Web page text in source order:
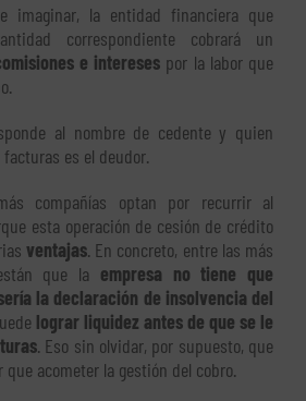
imaginar, la entidad financiera que
correspondiente cobrará un
omisiones e intereses por la labor que
al nombre de cedente y quien
es el deudor.
compañías optan por recurrir al
esta operación de cesión de crédito
ventajas. En concreto, entre las más
que la empresa no tiene que
la declaración de insolvencia del
lograr liquidez antes de que se le
. Eso sin olvidar, por supuesto, que
que acometer la gestión del cobro.